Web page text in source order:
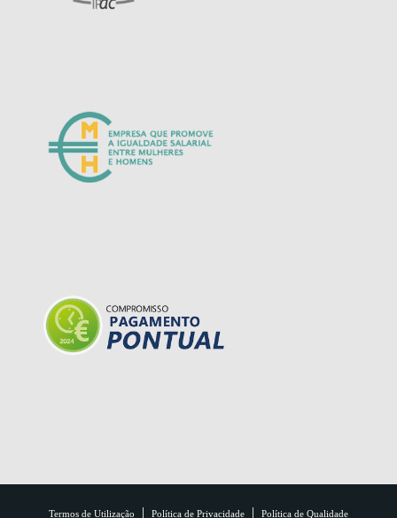
Termos de Utilização | Política de Privacidade | Política de Qualidade